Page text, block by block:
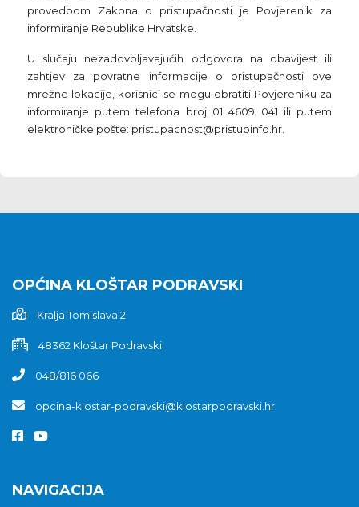
provedbom Zakona o pristupačnosti je Povjerenik za
informiranje Republike Hrvatske.
U slučaju nezadovoljavajućih odgovora na obavijest ili
zahtjev za povratne informacije o pristupačnosti ove
mrežne lokacije, korisnici se mogu obratiti Povjereniku za
informiranje putem telefona broj 01 4609 041 ili putem
elektroničke pošte: pristupacnost@pristupinfo.hr.
OPĆINA KLOŠTAR PODRAVSKI
Kralja Tomislava 2
48362 Kloštar Podravski
048/816 066
opcina-klostar-podravski@klostarpodravski.hr
NAVIGACIJA